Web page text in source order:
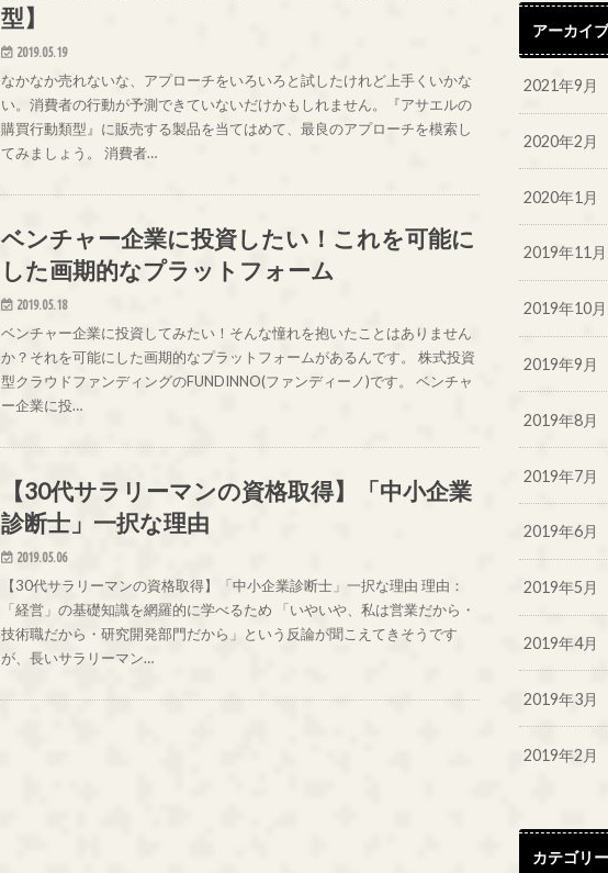
型】
2019.05.19
なかなか売れないな、アプローチをいろいろと試したけれど上手くいかな
い。消費者の行動が予測できていないだけかもしれません。『アサエルの
購買行動類型』に販売する製品を当てはめて、最良のアプローチを模索し
てみましょう。 消費者…
ベンチャー企業に投資したい！これを可能に
した画期的なプラットフォーム
2019.05.18
ベンチャー企業に投資してみたい！そんな憧れを抱いたことはありません
か？それを可能にした画期的なプラットフォームがあるんです。 株式投資
型クラウドファンディングのFUNDINNO(ファンディーノ)です。 ベンチャ
ー企業に投…
【30代サラリーマンの資格取得】「中小企業
診断士」一択な理由
2019.05.06
【30代サラリーマンの資格取得】「中小企業診断士」一択な理由 理由：
「経営」の基礎知識を網羅的に学べるため 「いやいや、私は営業だから・
技術職だから・研究開発部門だから」という反論が聞こえてきそうです
が、長いサラリーマン…
アーカイブ
2021年9月
2020年2月
2020年1月
2019年11月
2019年10月
2019年9月
2019年8月
2019年7月
2019年6月
2019年5月
2019年4月
2019年3月
2019年2月
カテゴリー